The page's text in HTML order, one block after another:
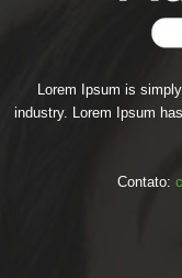
Lorem Ipsum is
industry. Lorem Ipsum
Contato: